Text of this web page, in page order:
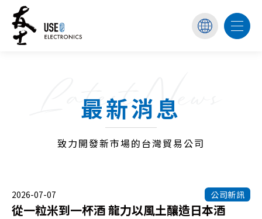
Latest News
最新消息
致力開發新市場的台灣貿易公司
2026-07-07 公司新訊
從一粒米到一杯酒 龍力以風土釀造日本酒